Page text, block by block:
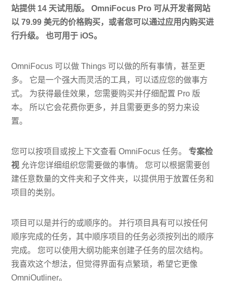
站提供 14 天试用版。 OmniFocus Pro 可从开发者网站
以 79.99 美元的价格购买，或者您可以通过应用内购买进
行升级。 也可用于 iOS。
OmniFocus 可以做 Things 可以做的所有事情，甚至更
多。 它是一个强大而灵活的工具，可以适应您的做事方
式。 为获得最佳效果，您需要购买并仔细配置 Pro 版
本。 所以它会花费你更多，并且需要更多的努力来设
置。
您可以按项目或按上下文查看 OmniFocus 任务。 专案检
视 允许您详细组织您需要做的事情。 您可以根据需要创
建任意数量的文件夹和子文件夹，以提供用于放置任务和
项目的类别。
项目可以是并行的或顺序的。 并行项目具有可以按任何
顺序完成的任务，其中顺序项目的任务必须按列出的顺序
完成。 您可以使用大纲功能来创建子任务的层次结构。
我喜欢这个想法，但觉得界面有点繁琐，希望它更像
OmniOutliner。